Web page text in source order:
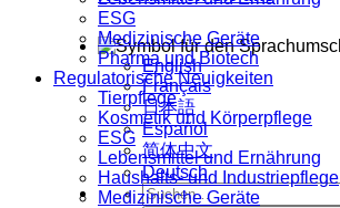
English
Français
日本語
Español
简体中文
Deutsch
ESG
Medizinische Geräte
Pharma und Biotech
Regulatorische Neuigkeiten
Tierpflege
Kosmetik und Körperpflege
ESG
Lebensmittel und Ernährung
Haushalts- und Industriepflege
Medizinische Geräte